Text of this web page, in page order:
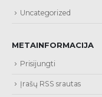
Uncategorized
METAINFORMACIJA
Prisijungti
Įrašų RSS srautas